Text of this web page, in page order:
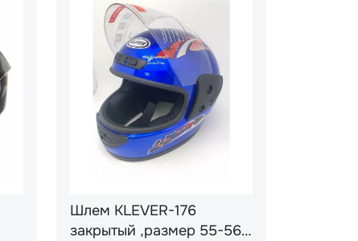
Шлем KLEVER-176
закрытый ,размер 55-56